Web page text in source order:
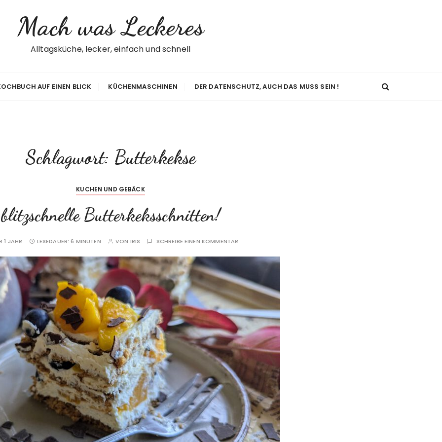
Mach was Leckeres
Alltagsküche, lecker, einfach und schnell
AUF EINEN BLICK KÜCHENMASCHINEN DER DATENSCHUTZ, AUCH DAS MUSS SEIN !
Schlagwort: Butterkekse
KUCHEN UND GEBÄCK
blitzschnelle Butterkeksschnitten!
1 JAHR LESEDAUER:6 MINUTEN VON IRIS SCHREIBE EINEN KOMMENTAR